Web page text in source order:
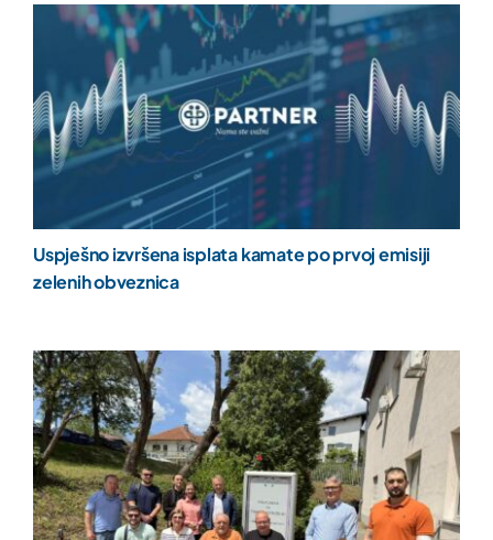
Uspješno izvršena isplata kamate po prvoj emisiji
zelenih obveznica